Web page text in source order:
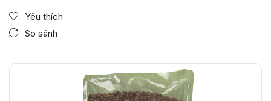
Yêu thích
So sánh